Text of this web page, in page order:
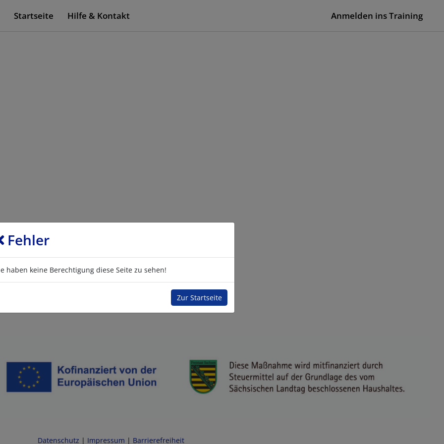
Startseite Hilfe & Kontakt Anmelden ins Training
Fehler
haben keine Berechtigung diese Seite zu sehen!
Zur Startseite
Datenschutz | Impressum | Barrierefreiheit